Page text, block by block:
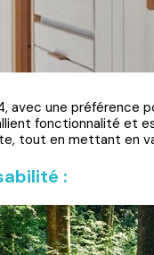
avec une préférence
fonctionnalité et
tout en mettant en
: